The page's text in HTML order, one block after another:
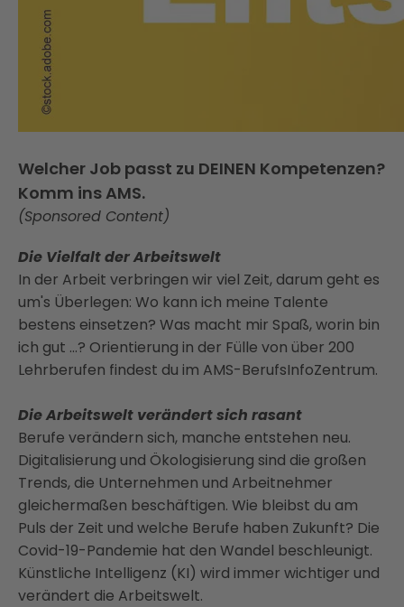
Welcher Job passt zu DEINEN Kompetenzen?
Komm ins AMS.
(Sponsored Content)
Die Vielfalt der Arbeitswelt
In der Arbeit verbringen wir viel Zeit, darum geht es
um's Überlegen: Wo kann ich meine Talente
bestens einsetzen? Was macht mir Spaß, worin bin
ich gut …? Orientierung in der Fülle von über 200
Lehrberufen findest du im AMS-BerufsInfoZentrum.
Die Arbeitswelt verändert sich rasant
Berufe verändern sich, manche entstehen neu.
Digitalisierung und Ökologisierung sind die großen
Trends, die Unternehmen und Arbeitnehmer
gleichermaßen beschäftigen. Wie bleibst du am
Puls der Zeit und welche Berufe haben Zukunft? Die
Covid-19-Pandemie hat den Wandel beschleunigt.
Künstliche Intelligenz (KI) wird immer wichtiger und
verändert die Arbeitswelt.